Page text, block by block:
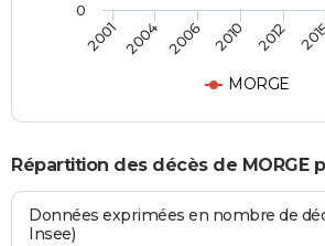
MORGE
2001 2004 2006 2010 2012
0
Répartition des décès de MORGE
Données exprimées en nombre de
Insee)